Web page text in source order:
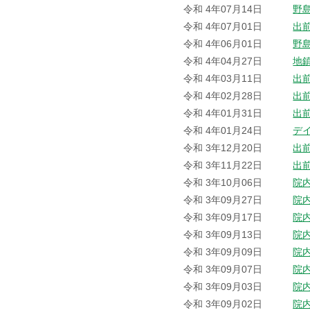
令和 4年07月14日
野
令和 4年07月01日
出
令和 4年06月01日
野
令和 4年04月27日
地
令和 4年03月11日
出
令和 4年02月28日
出
令和 4年01月31日
出
令和 4年01月24日
デ
令和 3年12月20日
出
令和 3年11月22日
出
令和 3年10月06日
院
令和 3年09月27日
院
令和 3年09月17日
院
令和 3年09月13日
院
令和 3年09月09日
院
令和 3年09月07日
院
令和 3年09月03日
院
令和 3年09月02日
院